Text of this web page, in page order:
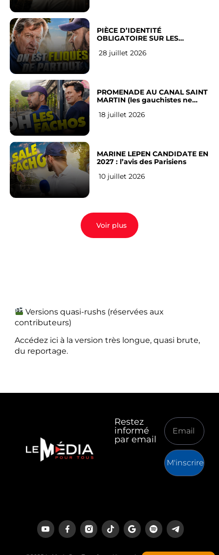
PIÈCE D’IDENTITÉ
OBLIGATOIRE SUR LES
Français
28 juillet 2026
PROMENADE AU CANAL SAINT
MARTIN (les gauchistes ne
18 juillet 2026
MARINE LEPEN CANDIDATE EN
2027 : l’avis des Parisiens
10 juillet 2026
Voir plus
Versions quasi-rushs (réservées aux
contributeurs)
Accédez ici à la version très longue, quasi brute,
du reportage.
Restez
informé
par email
M'inscrire